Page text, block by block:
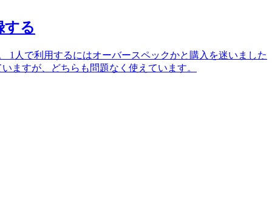
する
1人で利用するにはオーバースペックかと購入を迷いました
ますが、どちらも問題なく使えています。